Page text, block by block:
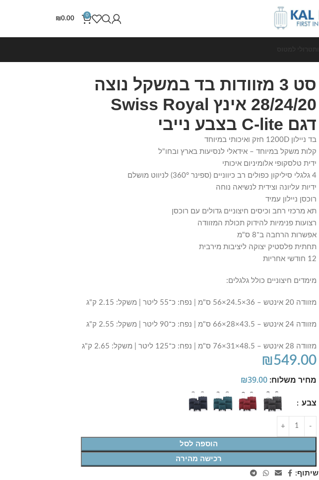
0
₪0.00
סט 3 מזוודות בד במשקל נוצה
28/24/20 אינץ Swiss Royal
דגם C-lite בצבע נייבי
בד ניילון 1200D חזק ואיכותי במיוחד
קלות משקל במיוחד – אידאלי לנסיעות בארץ ובחו"ל
ידית טלסקופי אלומיניום איכותי
4 גלגלי סיליקון כפולים רב כיווניים (ספינר 360°) לניווט מושלם
ידיות עליונה וצידית לנשיאה נוחה
רוכסן ניילון עמיד
תא מרכזי רחב וכיסים חיצוניים גדולים עם רוכסן
רצועות פנימיות להידוק תכולת המזוודה
אפשרות הרחבה ב־8 ס"מ
תחתית פלסטיק יצוקה ליציבות מירבית
12 חודשי אחריות
מימדים חיצוניים כולל גלגלים:
מזוודה 20 אינטש – 36×24.5×56 ס"מ | נפח: כ־55 ליטר | משקל: 2.15 ק"ג
מזוודה 24 אינטש – 43.5×28×66 ס"מ | נפח: כ־90 ליטר | משקל: 2.55 ק"ג
מזוודה 28 אינטש – 48.5×31×76 ס"מ | נפח: כ־125 ליטר | משקל: 2.65 ק"ג
₪549.00
מחיר משלוח: ₪39.00
צבע
הוספה לסל
רכישה מהירה
שיתוף: